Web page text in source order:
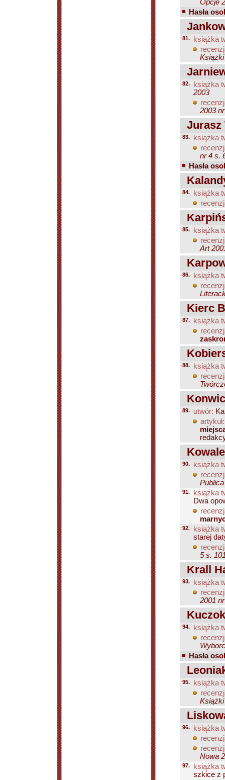
Opcje
Hasła
81.
książka
Książki
82.
książka
2003
2003
Jurasz
83.
książka
nr 4 s.
Hasła
84.
książka
85.
książka
Art
86.
książka
Kierc
87.
książka
88.
książka
89. utwór:
artykuł:
90.
książka
91.
książka
Dwa
92.
książka
starej
5 s.
Krall
93.
książka
2001
94.
książka
Hasła
95.
książka
Książki
96.
książka
Nowa
97.
książka
szkice z